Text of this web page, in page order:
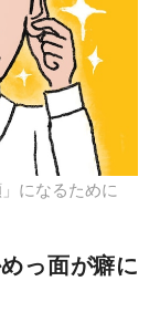
になるために
っ面が癖に